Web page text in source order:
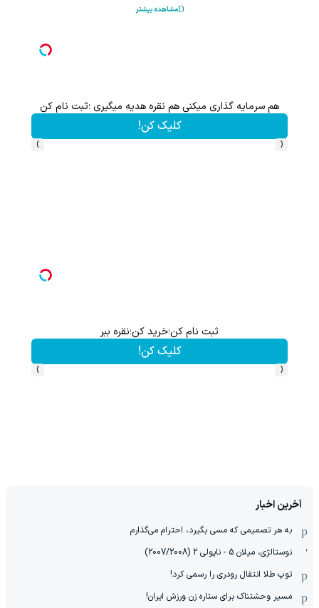
مشاهده بیشتر
هم سرمایه گذاری میکنی هم نقره هدیه میگیری ؛ثبت نام کن
کلیک کن!
‹
›
ثبت نام کن؛خرید کن؛نقره ببر
کلیک کن!
‹
›
آخرین اخبار
به هر تصمیمی که مسی بگیرد، احترام می‌گذارم
نوستالژی، میلان 5 - ناپولی 2 (2007/2008)
توپ طلا انتقال رودری را رسمی کرد!
مسیر وحشتناک برای ستاره زن ورزش ایران!